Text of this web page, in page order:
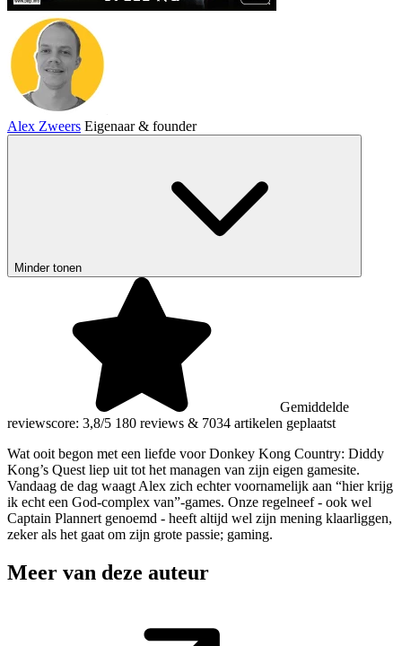
Alex Zweers Eigenaar & founder
Minder tonen
Gemiddelde
reviewscore: 3,8/5 180 reviews & 7034 artikelen geplaatst
Wat ooit begon met een liefde voor Donkey Kong Country: Diddy
Kong’s Quest liep uit tot het managen van zijn eigen gamesite.
Vandaag de dag waagt Alex zich echter voornamelijk aan “hier krijg
ik echt een God-complex van”-games. Onze regelneef - ook wel
Captain Plannert genoemd - heeft altijd wel zijn mening klaarliggen,
zeker als het gaat om zijn grote passie; gaming.
Meer van deze auteur